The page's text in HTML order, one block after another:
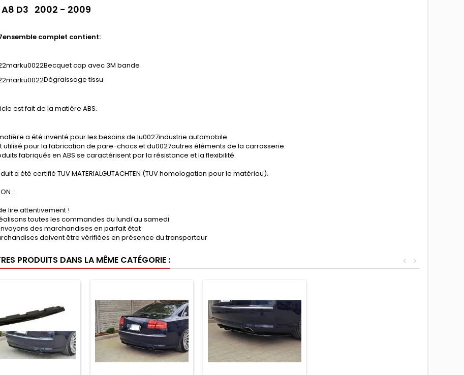
D3 2002 - 2009
complet contient:
Becquet cap avec 3M bande
Dégraissage tissu
est fait de la matière ABS.
a été inventé pour les besoins de lu0027industrie automobile.
utilisé pour la fabrication de pare-chocs et du0027autres éléments de la carrosserie.
fabriqués en ABS se caractérisent par la résistance et la flexibilité.
a été certifié TUV MATERIALGUTACHTEN (TUV homologation pour le matériau).
:
lire attentivement !
toutes les commandes du lundi au samedi
des marchandises en parfait état
doivent être vérifiées en présence du transporteur
PRODUITS DANS LA MÊME CATÉGORIE : >
<